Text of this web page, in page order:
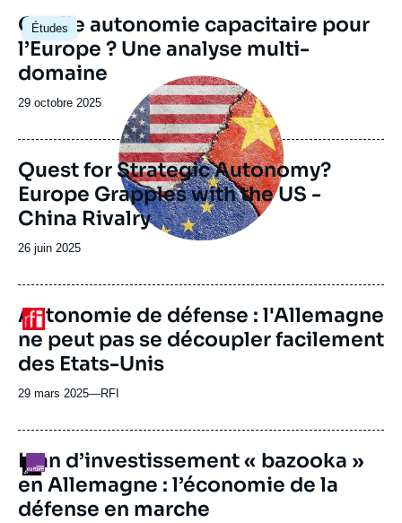
ou
émission
Études
Image
principale
Quelle autonomie capacitaire pour
l’Europe ? Une analyse multi-
domaine
Date
publication
29 octobre 2025
principale
Quest for Strategic Autonomy?
Europe Grapples with the US -
China Rivalry
Date
publication
26 juin 2025
Logo
Autonomie de défense : l'Allemagne
ne peut pas se découpler facilement
des Etats-Unis
29 mars 2025—Nom
journal,
ou
émission
RFI
Logo
Plan d’investissement « bazooka »
en Allemagne : l’économie de la
défense en marche